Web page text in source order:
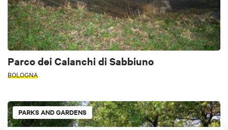
Parco dei Calanchi di Sabbiuno
BOLOGNA
PARKS AND GARDENS